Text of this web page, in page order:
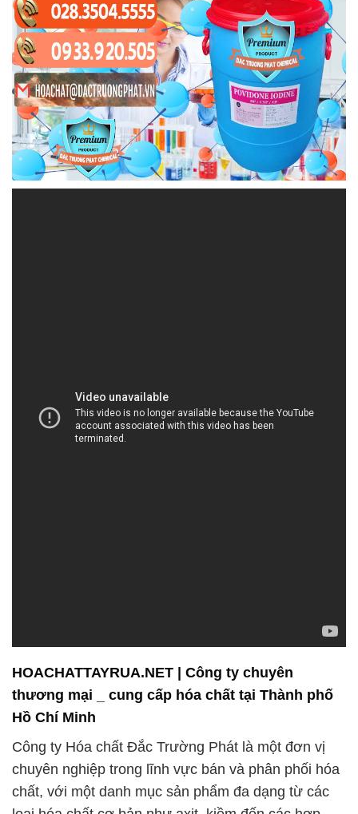
HOACHATTAYRUA.NET | Công ty chuyên
thương mại _ cung cấp hóa chất tại Thành phố
Hồ Chí Minh
Công ty Hóa chất Đắc Trường Phát là một đơn vị
chuyên nghiệp trong lĩnh vực bán và phân phối hóa
chất, với một danh mục sản phẩm đa dạng từ các